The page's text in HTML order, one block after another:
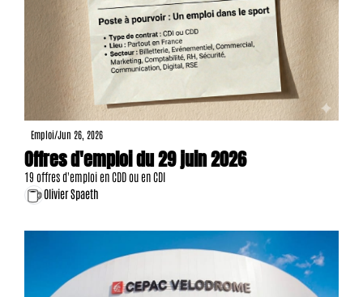
Emploi/Jun 26, 2026
Offres d'emploi du 29 juin 2026
19 offres d'emploi en CDD ou en CDI
Olivier Spaeth